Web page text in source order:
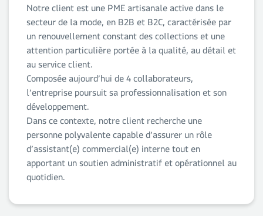
Notre client est une PME artisanale active dans le
secteur de la mode, en B2B et B2C, caractérisée par
un renouvellement constant des collections et une
attention particulière portée à la qualité, au détail et
au service client.
Composée aujourd’hui de 4 collaborateurs,
l’entreprise poursuit sa professionnalisation et son
développement.
Dans ce contexte, notre client recherche une
personne polyvalente capable d’assurer un rôle
d’assistant(e) commercial(e) interne tout en
apportant un soutien administratif et opérationnel au
quotidien.